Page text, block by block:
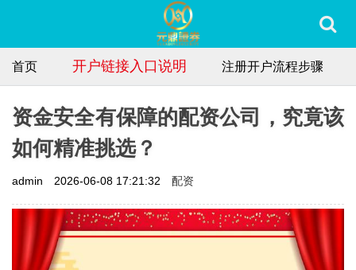
首页 开户链接入口说明 注册开户流程步骤
资金安全有保障的配资公司，究竟该
如何精准挑选？
admin 2026-06-08 17:21:32 配资